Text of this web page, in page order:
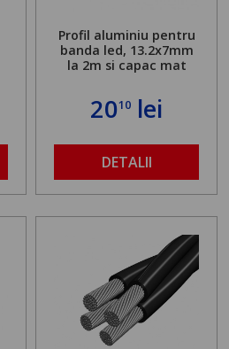
Profil aluminiu pentru
banda led, 13.2x7mm
la 2m si capac mat
2010 lei
DETALII